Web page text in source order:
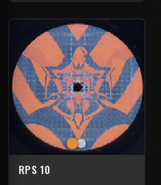
RPS 10